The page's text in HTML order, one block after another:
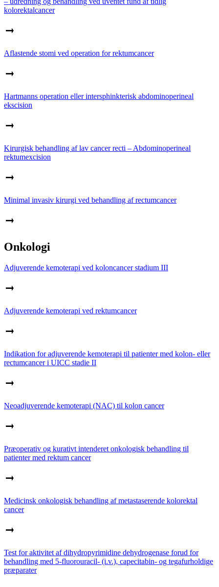
kolorektalcancer
Aflastende stomi ved operation for rektumcancer
Hartmanns operation eller intersphinkterisk abdominoperineal
ekscision
Kirurgisk behandling af lav cancer recti – Abdominoperineal
rektumexcision
Minimal invasiv kirurgi ved behandling af rectumcancer
Onkologi
Adjuverende kemoterapi ved koloncancer stadium III
Adjuverende kemoterapi ved rektumcancer
Indikation for adjuverende kemoterapi til patienter med kolon- eller
rectumcancer i UICC stadie II
Neoadjuverende kemoterapi (NAC) til kolon cancer
Præoperativ og kurativt intenderet onkologisk behandling til
patienter med rektum cancer
Medicinsk onkologisk behandling af metastaserende kolorektal
cancer
Test for aktivitet af dihydropyrimidine dehydrogenase forud for
behandling med 5-fluorouracil- (i.v.), capecitabin- og tegafurholdige
præparater